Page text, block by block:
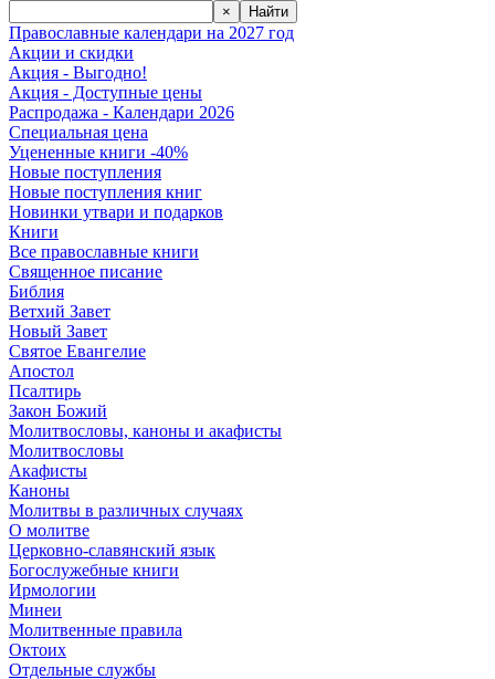
× Найти
Православные календари на 2027 год
Акции и скидки
Акция - Выгодно!
Акция - Доступные цены
Распродажа - Календари 2026
Специальная цена
Уцененные книги -40%
Новые поступления
Новые поступления книг
Новинки утвари и подарков
Книги
Все православные книги
Священное писание
Библия
Ветхий Завет
Новый Завет
Святое Евангелие
Апостол
Псалтирь
Закон Божий
Молитвословы, каноны и акафисты
Молитвословы
Акафисты
Каноны
Молитвы в различных случаях
О молитве
Церковно-славянский язык
Богослужебные книги
Ирмологии
Минеи
Молитвенные правила
Октоих
Отдельные службы